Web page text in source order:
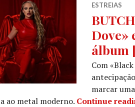
ESTREIAS
Dove»
álbum
Com
marcar
ao metal moderno. Continue